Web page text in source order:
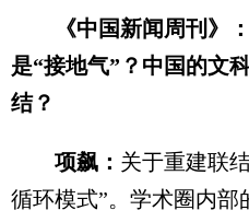
《中国新闻周刊》
是“接地气”？中国的文
结？
项飙： 关于重建联
循环模式”。学术圈内